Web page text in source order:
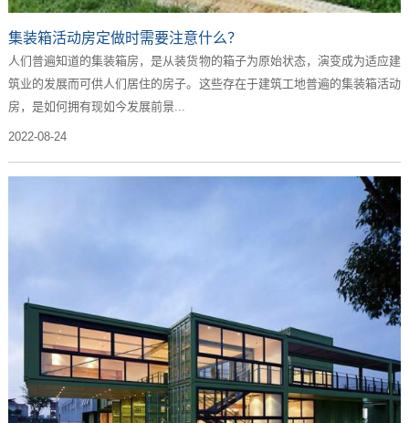
集装箱活动房定做时需要注意什么？
人们普遍知道的集装箱房，是从装货物的箱子为原始状态，演变成为适应建
筑业的发展而可供人们居住的房子。这些存在于建筑工地普遍的集装箱活动
房，是如何拥有现如今发展前景...
2022-08-24